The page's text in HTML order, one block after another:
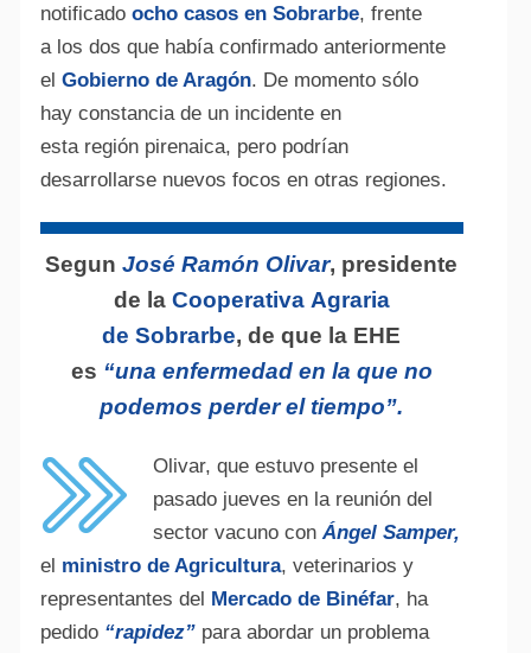
notificado ocho casos en Sobrarbe, frente
a los dos que había confirmado anteriormente
el Gobierno de Aragón. De momento sólo
hay constancia de un incidente en
esta región pirenaica, pero podrían
desarrollarse nuevos focos en otras regiones.
Segun José Ramón Olivar, presidente
de la Cooperativa Agraria
de Sobrarbe, de que la EHE
es “una enfermedad en la que no
podemos perder el tiempo”.
Olivar, que estuvo presente el
pasado jueves en la reunión del
sector vacuno conÁngel Samper,
el ministro de Agricultura, veterinarios y
representantes del Mercado de Binéfar, ha
pedido “rapidez”para abordar un problema